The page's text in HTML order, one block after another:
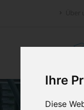
Ihre
Diese